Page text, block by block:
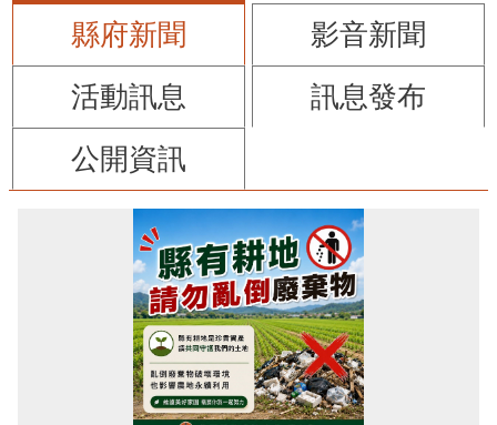
縣府新聞
影音新聞
活動訊息
訊息發布
公開資訊